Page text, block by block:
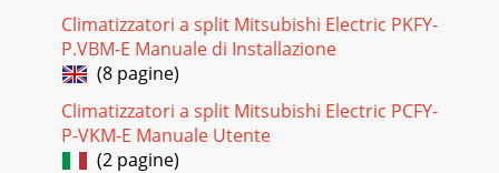
Climatizzatori a split Mitsubishi Electric PKFY-
P.VBM-E Manuale di Installazione
(8 pagine)
Climatizzatori a split Mitsubishi Electric PCFY-
P-VKM-E Manuale Utente
(2 pagine)